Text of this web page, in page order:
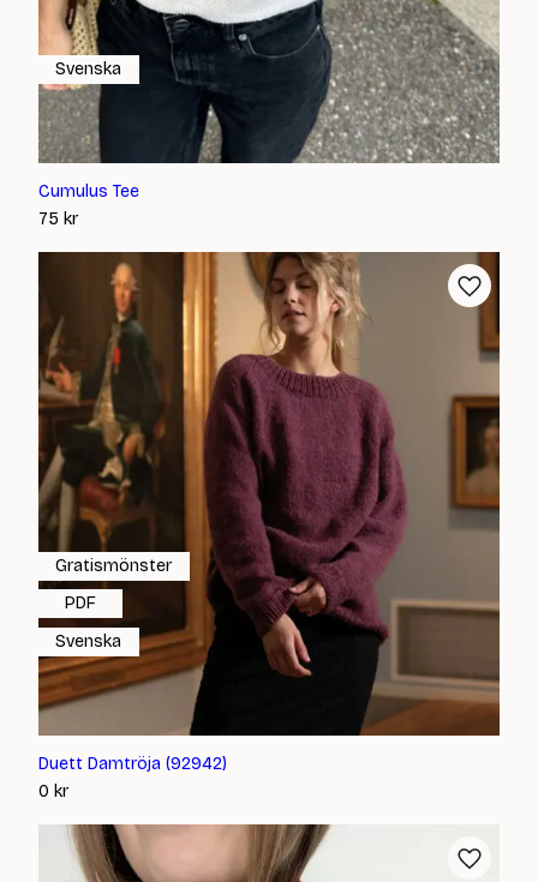
Cumulus Tee
75 kr
Svenska
Duett Damtröja (92942)
0 kr
Gratismönster
PDF
Svenska